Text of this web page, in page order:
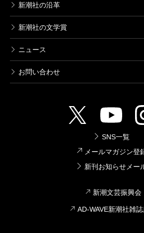
新潮社の沿革
新潮社の文学賞
ニュース
お問い合わせ
SNS一覧
メールマガジン登
新刊お知らせメー
新潮文芸振興会
AD-WAVE新潮社雑